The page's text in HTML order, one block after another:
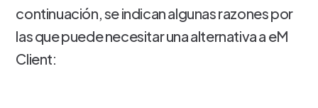
continuación, se indican algunas razones por
las que puede necesitar una alternativa a eM
Client: